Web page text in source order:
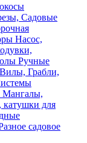
Садовые
Насос,
Ручные
Грабли,
Мангалы,
для
садовое